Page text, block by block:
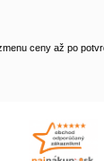
ceny až po